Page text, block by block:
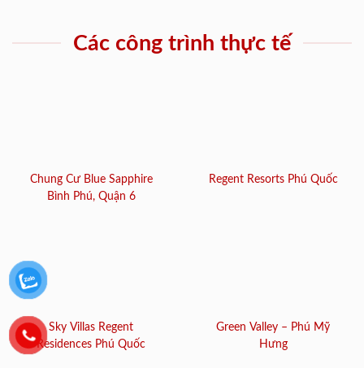
Các công trình thực tế
Chung Cư Blue Sapphire
Bình Phú, Quận 6
Regent Resorts Phú Quốc
Sky Villas Regent
Residences Phú Quốc
Green Valley – Phú Mỹ
Hưng